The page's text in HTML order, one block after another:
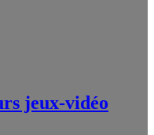
jeux-vidéo